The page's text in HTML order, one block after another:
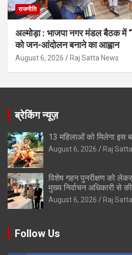
राजनीति
अल्मोड़ा : भाजपा नगर मंडल बैठक में
को जन-आंदोलन बनाने का आह्वान
August 6, 2026 Raj Satta News
ब्रेकिंग न्यूज़
13 महिलाओं को मिलेगा इस
August 6, 2026 Raj
विशेष गहन पुनरीक्षण को
मुख्य निर्वाचन अधिकारी से
August 6, 2026 Raj
Follow Us